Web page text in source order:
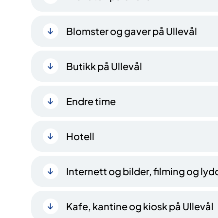
Blomster og gaver på Ullevål
Butikk på Ullevål
Endre time
Hotell
Internett og bilder, filming og
Kafe, kantine og kiosk på Ullevål